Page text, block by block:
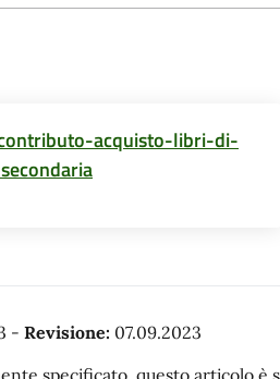
acquisto-libri-di-
- Revisione: 07.09.2023
specificato, questo articolo